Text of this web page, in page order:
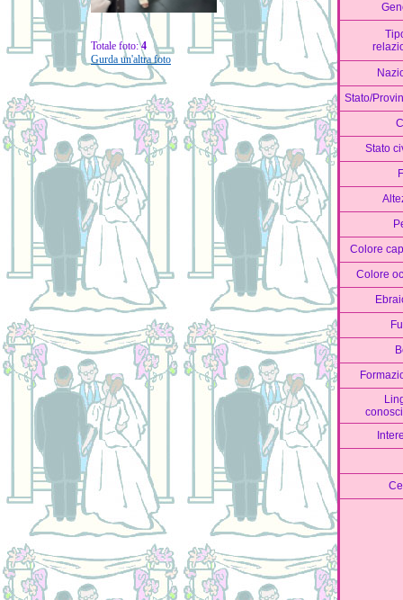
Totale foto:4
Gurda un'altra foto
Stato/
Stato
Colore
Colore